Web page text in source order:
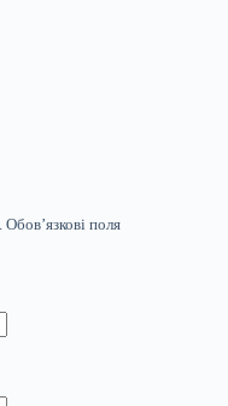
Обов’язкові поля